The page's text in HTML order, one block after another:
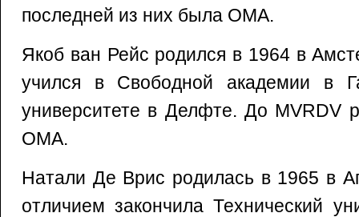
последней из них была OMA.
Якоб ван Рейс родился в 1964 в
учился в Свободной академии в
университете в Делфте. До MVRDV
OMA.
Натали Де Врис родилась в 1965 в
отличием закончила Технический